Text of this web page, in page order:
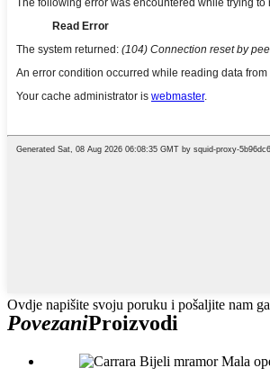
Ovdje napišite svoju poruku i pošaljite nam ga
PovezaniProizvodi